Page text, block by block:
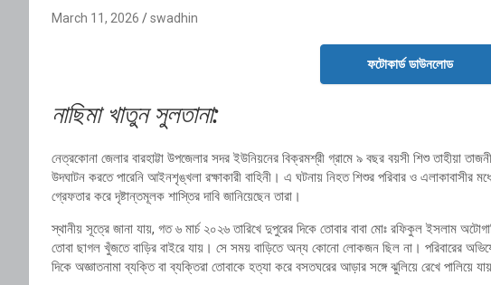
March 11, 2026 swadhin
ফটোকার্ড ডাউনলোড
নাছিমা খাতুন সুলতানা:
নেত্রকোনা জেলার বারহাট্টা উপজেলার সদর ইউনিয়নের বিক্রমশ্রী গ্রামে ৯ বছর বয়সী শিশু তাহীয়া
উদঘাটন করতে পারেনি আইনশৃঙ্খলা রক্ষাকারী বাহিনী। এ ঘটনায় নিহত শিশুর পরিবার ও
গ্রেফতার করে দৃষ্টান্তমূলক শাস্তির দাবি জানিয়েছেন তারা।
স্থানীয় সূত্রে জানা যায়, গত ৬ মার্চ ২০২৬ তারিখে দুপুরের দিকে তোবার বাবা মোঃ রফিকুল ইসলাম
তোবা ছাগল খুঁজতে বাড়ির বাইরে যায়। সে সময় বাড়িতে অন্য কোনো লোকজন ছিল না। পরিবারের
দিকে অজ্ঞাতনামা ব্যক্তি বা ব্যক্তিরা তোবাকে হত্যা করে বসতঘরের আড়ার সঙ্গে ঝুলিয়ে রেখে পালিয়ে